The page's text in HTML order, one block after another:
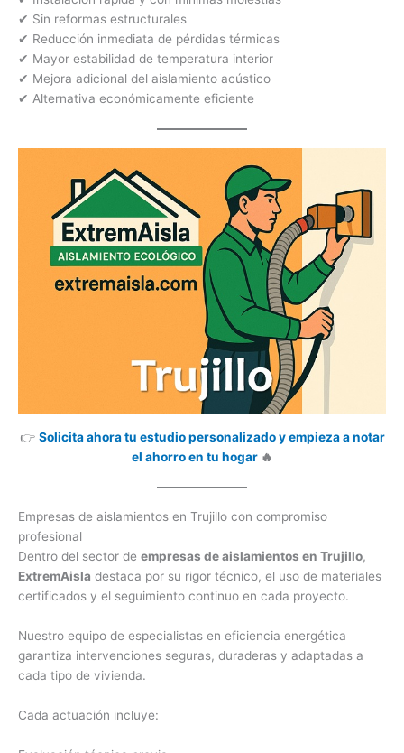
✔ Sin reformas estructurales
✔ Reducción inmediata de pérdidas térmicas
✔ Mayor estabilidad de temperatura interior
✔ Mejora adicional del aislamiento acústico
✔ Alternativa económicamente eficiente
👉 Solicita ahora tu estudio personalizado y empieza a notar
el ahorro en tu hogar🔥
Empresas de aislamientos en Trujillo con compromiso
profesional
Dentro del sector de empresas de aislamientos en Trujillo,
ExtremAisla destaca por su rigor técnico, el uso de materiales
certificados y el seguimiento continuo en cada proyecto.
Nuestro equipo de especialistas en eficiencia energética
garantiza intervenciones seguras, duraderas y adaptadas a
cada tipo de vivienda.
Cada actuación incluye: